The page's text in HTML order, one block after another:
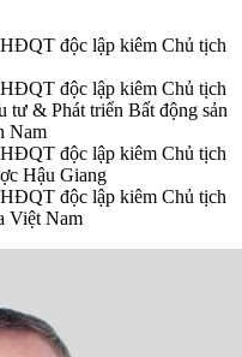
độc lập kiêm Chủ tịch
độc lập kiêm Chủ tịch
& Phát triển Bất động sản
Nam
độc lập kiêm Chủ tịch
Hậu Giang
độc lập kiêm Chủ tịch
Việt Nam